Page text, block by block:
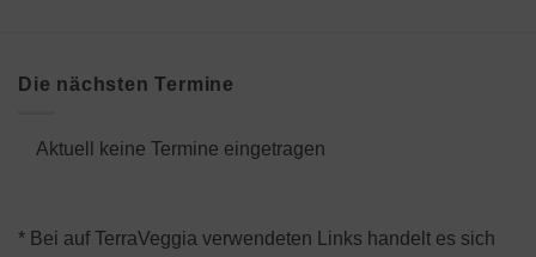
Die nächsten Termine
Aktuell keine Termine eingetragen
* Bei auf TerraVeggia verwendeten Links handelt es sich